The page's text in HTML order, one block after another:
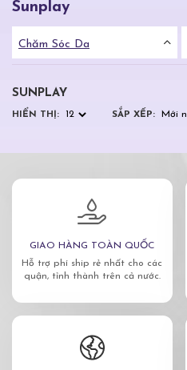
Sunplay
Chăm Sóc Da
SUNPLAY
HIỂN THỊ: SẮP XẾP:
GIAO HÀNG TOÀN QUỐC
Hỗ trợ phí ship rẻ nhất cho các
quận, tỉnh thành trên cả nước.